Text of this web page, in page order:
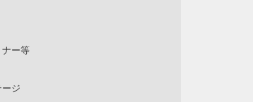
ナー等
ジ